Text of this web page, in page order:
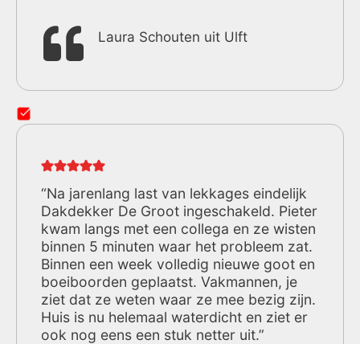
Laura Schouten uit Ulft
“Na jarenlang last van lekkages eindelijk
Dakdekker De Groot ingeschakeld. Pieter
kwam langs met een collega en ze wisten
binnen 5 minuten waar het probleem zat.
Binnen een week volledig nieuwe goot en
boeiboorden geplaatst. Vakmannen, je
ziet dat ze weten waar ze mee bezig zijn.
Huis is nu helemaal waterdicht en ziet er
ook nog eens een stuk netter uit.”